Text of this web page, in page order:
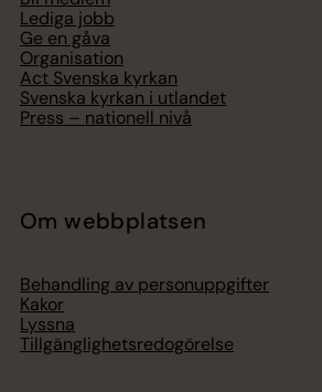
Lediga jobb
Ge en gåva
Organisation
Act Svenska kyrkan
Svenska kyrkan i utlandet
Press – nationell nivå
Om webbplatsen
Behandling av personuppgifter
Kakor
Lyssna
Tillgänglighetsredogörelse